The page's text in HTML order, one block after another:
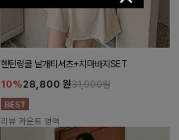
헨틴링클 날개티셔츠+치마바지SET
10%28,800 원31,900원
리뷰 카운트 영역